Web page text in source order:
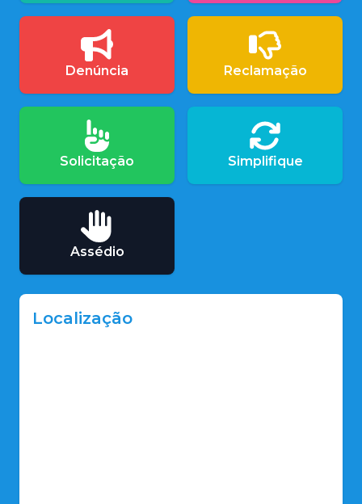
Denúncia Reclamação
Solicitação Simplifique
Assédio
Localização